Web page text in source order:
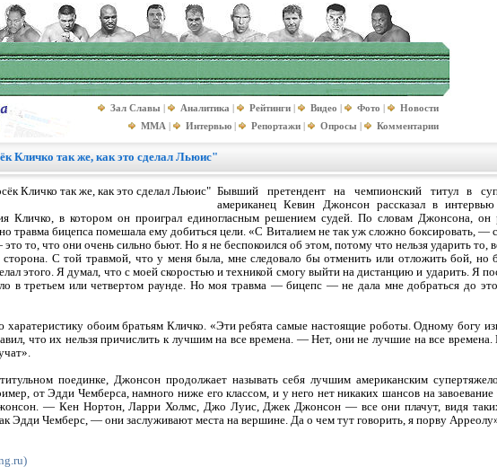
Зал Славы | Аналитика | Рейтинги | Видео | Фото |
Новости
MMA | Интервью | Репортажи | Опросы | Комментарии
Кличко так же, как это сделал Льюис"
Бывший претендент на чемпионский титул в
американец Кевин Джонсон рассказал в
Кличко, в котором он проиграл единогласным решением судей. По словам Джонсона, он
травма бицепса помешала ему добиться цели. «С Виталием не так уж сложно боксировать,
то, что они очень сильно бьют. Но я не беспокоился об этом, потому что нельзя ударить то,
сторона. С той травмой, что у меня была, мне следовало бы отменить или отложить бой,
этого. Я думал, что с моей скоростью и техникой смогу выйти на дистанцию и ударить. Я
в третьем или четвертом раунде. Но моя травма — бицепс — не дала мне добраться до
обоим братьям Кличко. «Эти ребята самые настоящие роботы. Одному богу
что их нельзя причислить к лучшим на все времена. — Нет, они не лучшие на все
поединке, Джонсон продолжает называть себя лучшим американским
от Эдди Чемберса, намного ниже его классом, и у него нет никаких шансов на
— Кен Нортон, Ларри Холмс, Джо Луис, Джек Джонсон — все они плачут, видя
Эдди Чемберс, — они заслуживают места на вершине. Да о чем тут говорить, я порву